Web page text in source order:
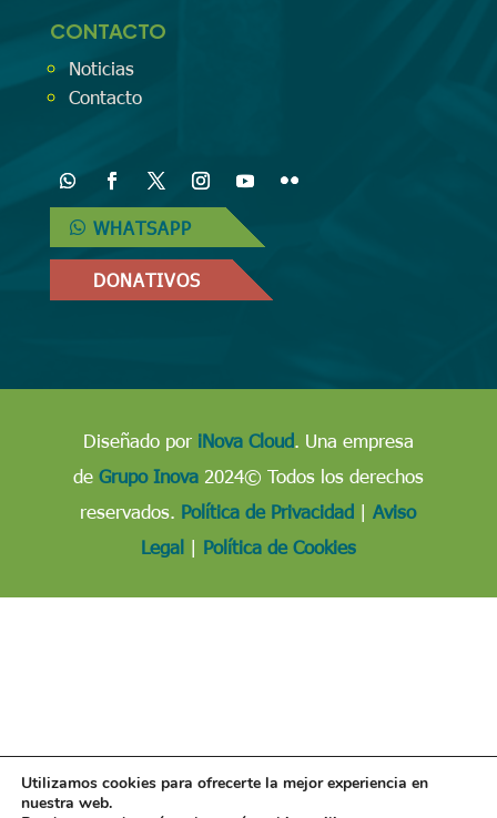
CONTACTO
Noticias
Contacto
WHATSAPP
DONATIVOS
Diseñado por iNova Cloud. Una empresa
de Grupo Inova 2024© Todos los derechos
reservados. Política de Privacidad |Aviso
Legal| Política de Cookies
Utilizamos cookies para ofrecerte la mejor experiencia en
nuestra web.